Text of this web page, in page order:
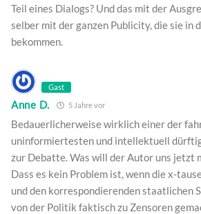
Teil eines Dialogs? Und das mit der
selber mit der ganzen Publicity, die sie in
bekommen.
Gast
Anne D. 5 Jahre vor
Bedauerlicherweise wirklich einer der
uninformiertesten und intellektuell
zur Debatte. Was will der Autor uns jetzt
Dass es kein Problem ist, wenn die x-
und den korrespondierenden staatlichen
von der Politik faktisch zu Zensoren